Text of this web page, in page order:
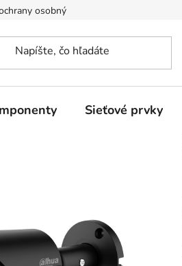
osobných údajov
Sieťové prvky